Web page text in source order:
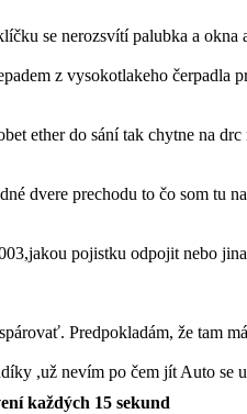
se nerozsvítí palubka a
z vysokotlakeho čerpadla
ether do sání tak chytne na
dvere prechodu to čo som tu
pojistku odpojit nebo
Predpokladám, že tam
,už nevím po čem jít Auto se
každých 15 sekund